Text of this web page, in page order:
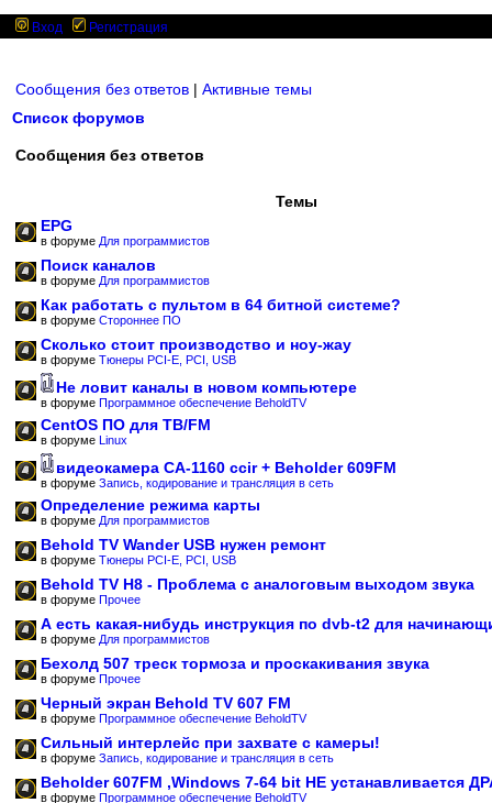
Вход Регистрация
Сообщения без ответов | Активные темы
Список форумов
Сообщения без ответов
Темы
EPG
в форуме Для программистов
Поиск каналов
в форуме Для программистов
Как работать с пультом в 64 битной системе?
в форуме Стороннее ПО
Сколько стоит производство и ноу-жау
в форуме Тюнеры PCI-E, PCI, USB
Не ловит каналы в новом компьютере
в форуме Программное обеспечение BeholdTV
CentOS ПО для ТВ/FM
в форуме Linux
видеокамера CA-1160 ccir + Beholder 609FM
в форуме Запись, кодирование и трансляция в сеть
Определение режима карты
в форуме Для программистов
Behold TV Wander USB нужен ремонт
в форуме Тюнеры PCI-E, PCI, USB
Behold TV H8 - Проблема с аналоговым выходом звука
в форуме Прочее
А есть какая-нибудь инструкция по dvb-t2 для
в форуме Для программистов
Бехолд 507 треск тормоза и проскакивания звука
в форуме Прочее
Черный экран Behold TV 607 FM
в форуме Программное обеспечение BeholdTV
Сильный интерлейс при захвате с камеры!
в форуме Запись, кодирование и трансляция в сеть
Beholder 607FM ,Windows 7-64 bit НЕ устанавливается
в форуме Программное обеспечение BeholdTV